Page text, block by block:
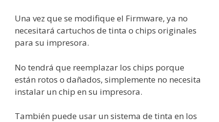
Una vez que se modifique el Firmware, ya no
necesitará cartuchos de tinta o chips originales
para su impresora.
No tendrá que reemplazar los chips porque
están rotos o dañados, simplemente no necesita
instalar un chip en su impresora.
También puede usar un sistema de tinta en los